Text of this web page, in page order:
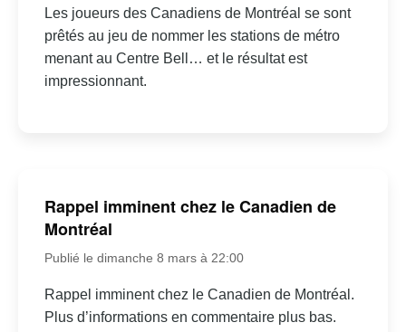
Les joueurs des Canadiens de Montréal se sont
prêtés au jeu de nommer les stations de métro
menant au Centre Bell… et le résultat est
impressionnant.
Rappel imminent chez le Canadien de
Montréal
Publié le dimanche 8 mars à 22:00
Rappel imminent chez le Canadien de Montréal.
Plus d’informations en commentaire plus bas.